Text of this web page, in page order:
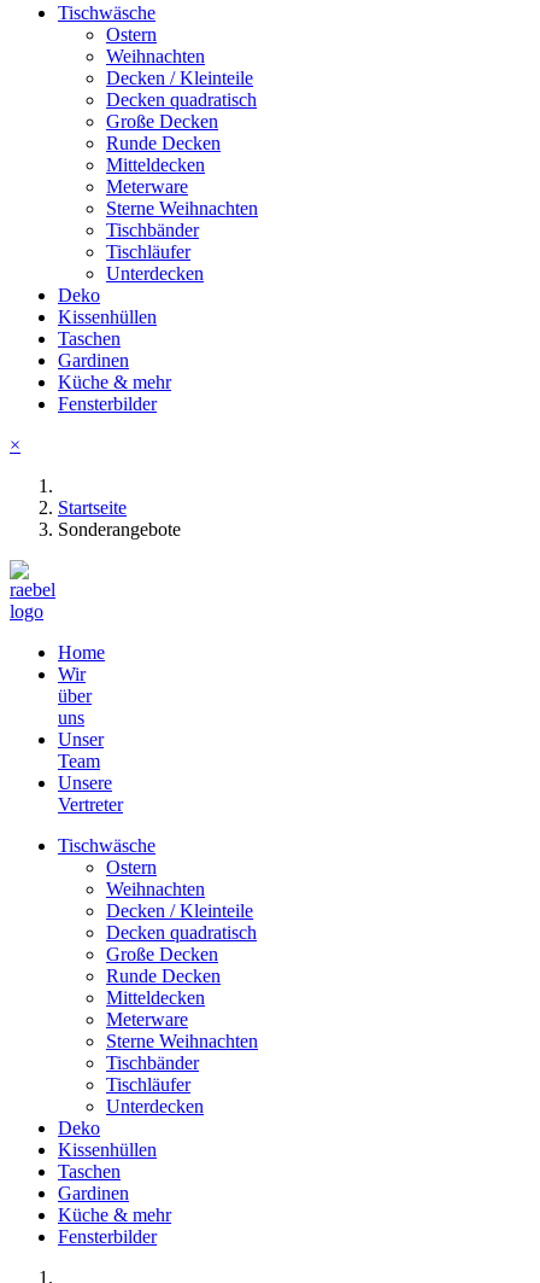
Tischwäsche
Ostern
Weihnachten
Decken / Kleinteile
Decken quadratisch
Große Decken
Runde Decken
Mitteldecken
Meterware
Sterne Weihnachten
Tischbänder
Tischläufer
Unterdecken
Deko
Kissenhüllen
Taschen
Gardinen
Küche & mehr
Fensterbilder
×
Startseite
Sonderangebote
Home
Wir
über
uns
Unser
Team
Unsere
Vertreter
Tischwäsche
Ostern
Weihnachten
Decken / Kleinteile
Decken quadratisch
Große Decken
Runde Decken
Mitteldecken
Meterware
Sterne Weihnachten
Tischbänder
Tischläufer
Unterdecken
Deko
Kissenhüllen
Taschen
Gardinen
Küche & mehr
Fensterbilder